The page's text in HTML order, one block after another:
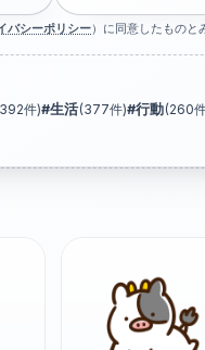
バシーポリシー）に同意したものと
392件)#生活(377件)#行動(260